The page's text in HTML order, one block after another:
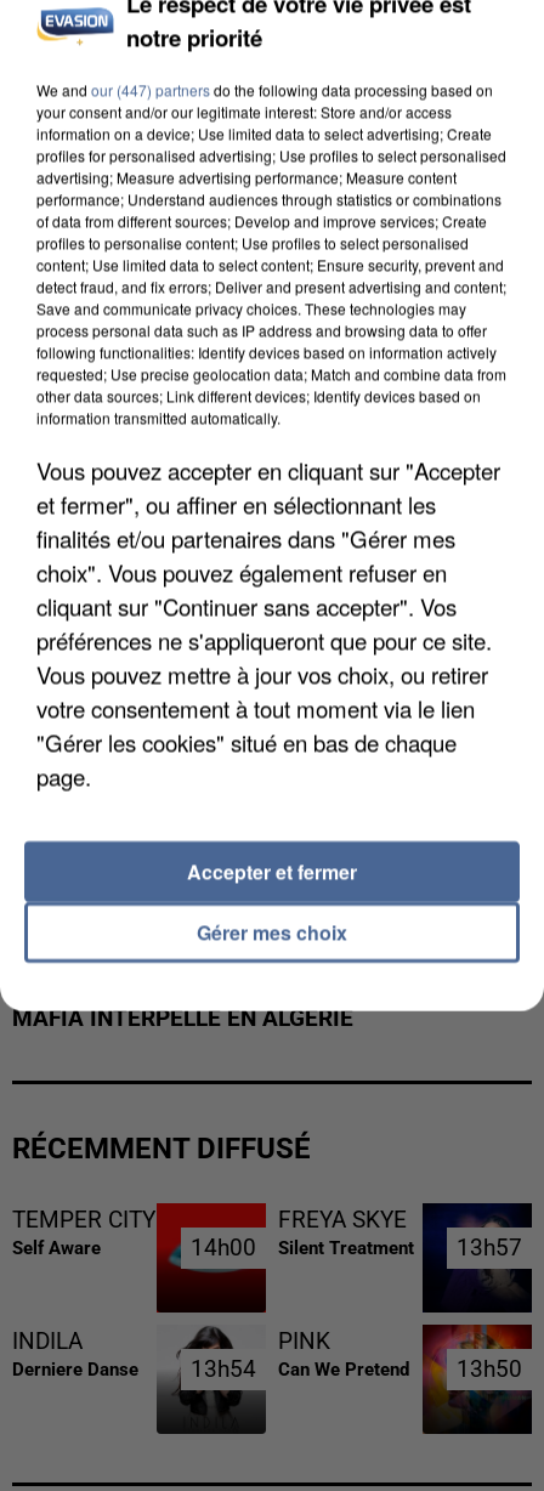
INCENDIES : L’ÎLE-DE-FRANCE LANCE UN ÉLAN
DE SOLIDARITÉ AVEC LES...
APRÈS TOUTES CES CANICULES, LES REFUGES
DE FAUNE SAUVAGE SONT...
MAFIA INTERPELLÉ EN ALGÉRIE
RÉCEMMENT DIFFUSÉ
TEMPER CITY
Self Aware 14h00
14h00
FREYA SKYE
Silent Treatment 13h57
13h57
INDILA
Derniere Danse 13h54
13h54
PINK
Can We Pretend 13h50
13h50
notre priorité
We and our (447) partnersdo the following data processing based on
your consent and/or our legitimate interest: Store and/or access
information on a device; Use limited data to select advertising; Create
profiles for personalised advertising; Use profiles to select personalised
advertising; Measure advertising performance; Measure content
performance; Understand audiences through statistics or combinations
of data from different sources; Develop and improve services; Create
profiles to personalise content; Use profiles to select personalised
content; Use limited data to select content; Ensure security, prevent and
detect fraud, and fix errors; Deliver and present advertising and content;
Save and communicate privacy choices. These technologies may
process personal data such as IP address and browsing data to offer
following functionalities: Identify devices based on information actively
requested; Use precise geolocation data; Match and combine data from
other data sources; Link different devices; Identify devices based on
information transmitted automatically.
Vous pouvez accepter en cliquant sur "Accepter
et fermer", ou affiner en sélectionnant les
finalités et/ou partenaires dans "Gérer mes
choix". Vous pouvez également refuser en
cliquant sur "Continuer sans accepter". Vos
préférences ne s'appliqueront que pour ce site.
Vous pouvez mettre à jour vos choix, ou retirer
votre consentement à tout moment via le lien
"Gérer les cookies" situé en bas de chaque
page.
Gérer mes choix
Accepter et fermer